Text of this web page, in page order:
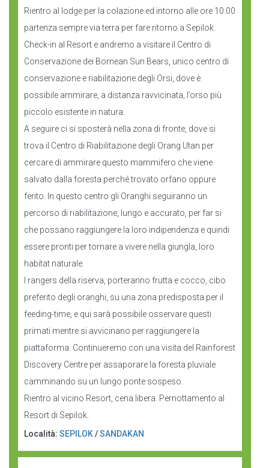
Rientro al lodge per la colazione ed intorno alle ore 10.00
partenza sempre via terra per fare ritorno a Sepilok.
Check-in al Resort e andremo a visitare il Centro di
Conservazione dei Bornean Sun Bears, unico centro di
conservazione e riabilitazione degli Orsi, dove è
possibile ammirare, a distanza ravvicinata, l’orso più
piccolo esistente in natura.
A seguire ci si sposterà nella zona di fronte, dove si
trova il Centro di Riabilitazione degli Orang Utan per
cercare di ammirare questo mammifero che viene
salvato dalla foresta perché trovato orfano oppure
ferito. In questo centro gli Oranghi seguiranno un
percorso di riabilitazione, lungo e accurato, per far si
che possano raggiungere la loro indipendenza e quindi
essere pronti per tornare a vivere nella giungla, loro
habitat naturale.
I rangers della riserva, porteranno frutta e cocco, cibo
preferito degli oranghi, su una zona predisposta per il
feeding-time, e qui sarà possibile osservare questi
primati mentre si avvicinano per raggiungere la
piattaforma. Continueremo con una visita del Rainforest
Discovery Centre per assaporare la foresta pluviale
camminando su un lungo ponte sospeso.
Rientro al vicino Resort, cena libera. Pernottamento al
Resort di Sepilok.
Località: SEPILOK/SANDAKAN